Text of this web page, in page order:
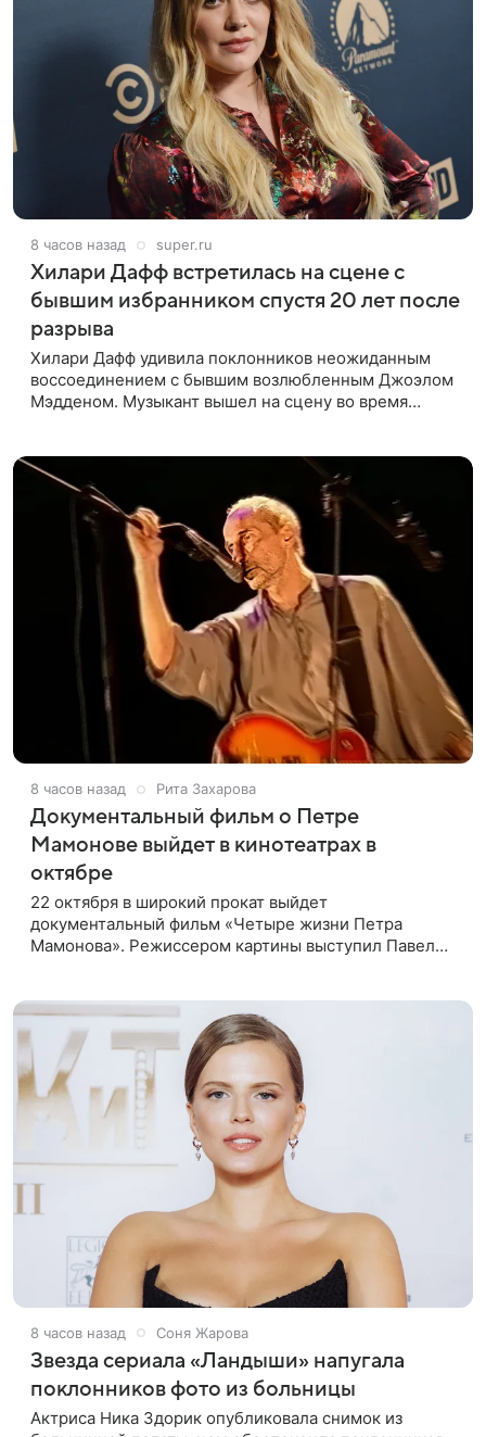
8 часов назад super.ru
Хилари Дафф встретилась на сцене с
бывшим избранником спустя 20 лет после
разрыва
Хилари Дафф удивила поклонников неожиданным
воссоединением с бывшим возлюбленным Джоэлом
Мэдденом. Музыкант вышел на сцену во время
8 часов назад Рита Захарова
Документальный фильм о Петре
Мамонове выйдет в кинотеатрах в
октябре
22 октября в широкий прокат выйдет
документальный фильм «Четыре жизни Петра
Мамонова». Режиссером картины выступил Павел
8 часов назад Соня Жарова
Звезда сериала «Ландыши» напугала
поклонников фото из больницы
Актриса Ника Здорик опубликовала снимок из